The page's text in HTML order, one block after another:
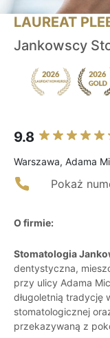
LAUREAT
Jankowscy
9.8
Warszawa, Adama
Pokaż
O firmie:
Stomatologia
dentystyczna,
przy ulicy Adama
długoletnią tradycję
stomatologicznej
przekazywaną z